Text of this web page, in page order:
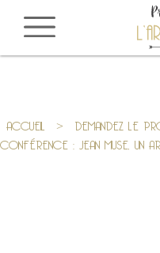
ACCUEIL > DEMANDEZ LE
CONFÉRENCE : JEAN MUSE, UN